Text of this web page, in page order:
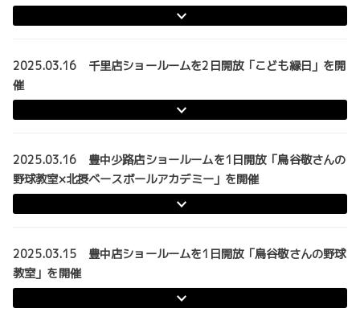
2025.03.16 千里店ショールームを2日開放「こども縁日」を開
催
2025.03.16 豊中少路店ショールームを1日開放「鳥谷敬さんの
野球教室×北摂ベースボールアカデミー」を開催
2025.03.15 豊中店ショールームを1日開放「鳥谷敬さんの野球
教室」を開催